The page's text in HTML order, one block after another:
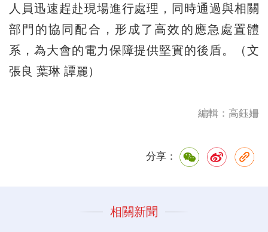
人員迅速趕赴現場進行處理，同時通過與相關
部門的協同配合，形成了高效的應急處置體
系，為大會的電力保障提供堅實的後盾。（文
張良 葉琳 譚麗）
編輯：高鈺姍
分享：
相關新聞